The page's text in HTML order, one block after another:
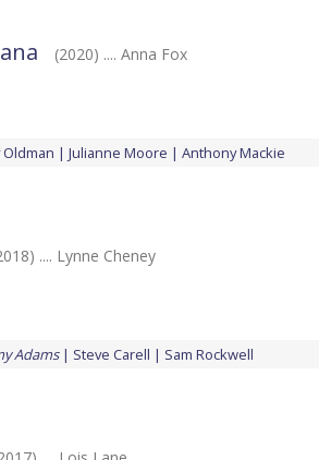
(2020) .... Anna Fox
Oldman Julianne Moore Anthony Mackie
.... Lynne Cheney
Adams Steve Carell Sam Rockwell